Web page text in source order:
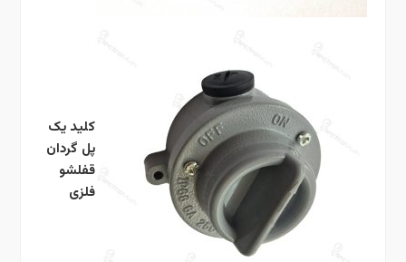
کلید یک
پل گردان
قفلشو
فلزی